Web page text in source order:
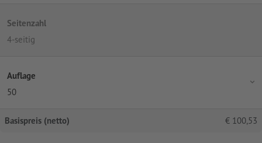
Seitenzahl
4-seitig
Auflage
50
Basispreis (netto) € 100,53